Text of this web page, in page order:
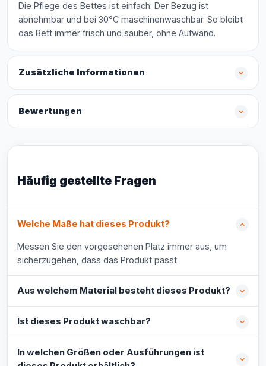
Die Pflege des Bettes ist einfach: Der Bezug ist
abnehmbar und bei 30°C maschinenwaschbar. So bleibt
das Bett immer frisch und sauber, ohne Aufwand.
Zusätzliche Informationen
Bewertungen
Häufig gestellte Fragen
Welche Maße hat dieses Produkt?
Messen Sie den vorgesehenen Platz immer aus, um
sicherzugehen, dass das Produkt passt.
Aus welchem Material besteht dieses Produkt?
Ist dieses Produkt waschbar?
In welchen Größen oder Ausführungen ist